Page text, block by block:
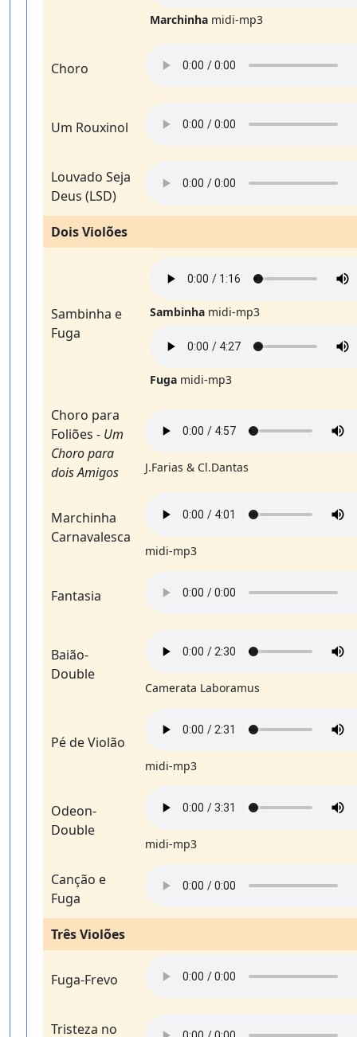
Marchinha midi-mp3
Choro
Um Rouxinol
Louvado Seja
Deus (LSD)
Dois Violões
Sambinha e
Fuga
Sambinha midi-mp3
Fuga midi-mp3
Choro para
Foliões - Um
Choro para
dois Amigos
J.Farias & Cl.Dantas
Marchinha
Carnavalesca
midi-mp3
Fantasia
Baião-
Double
Camerata Laboramus
Pé de Violão
midi-mp3
Odeon-
Double
midi-mp3
Canção e
Fuga
Três Violões
Fuga-Frevo
Tristeza no